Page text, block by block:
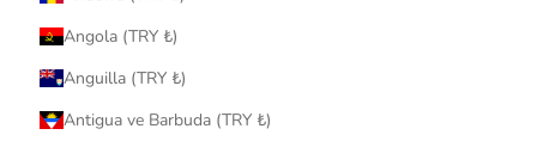
Angola (TRY ₺)
Anguilla (TRY ₺)
Antigua ve Barbuda (TRY ₺)